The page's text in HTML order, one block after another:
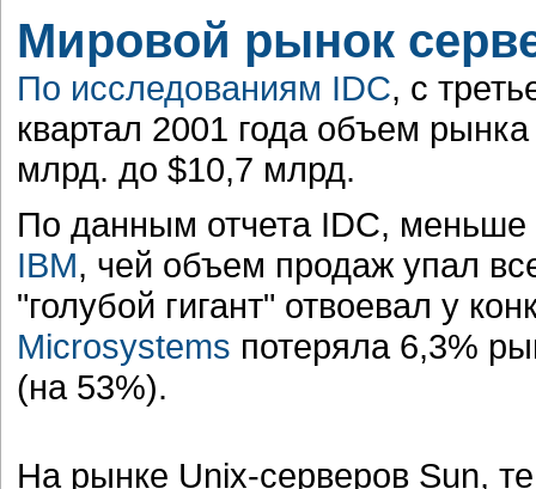
Мировой рынок
По исследованиям IDC, с
квартал 2001 года объем
млрд. до $10,7 млрд.
По данным отчета IDC, меньше
IBM, чей объем продаж упал
"голубой гигант" отвоевал у
Microsystems потеряла 6,3%
(на 53%).
На рынке Unix-серверов Sun,